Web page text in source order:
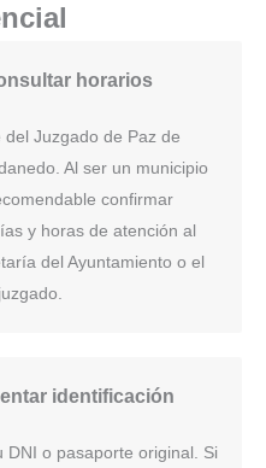
horarios
Juzgado de Paz de
Al ser un municipio
confirmar
y horas de atención al
del Ayuntamiento o el
juzgado.
identificación
DNI o pasaporte original. Si